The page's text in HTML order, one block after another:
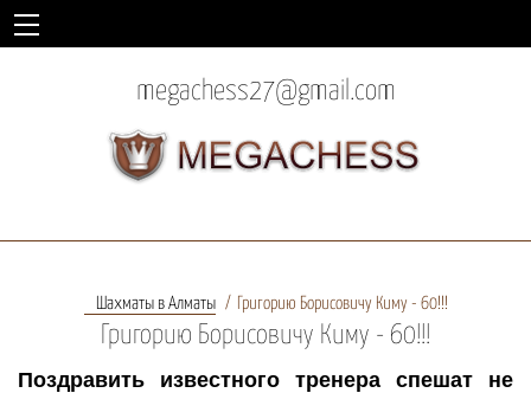
megachess27@gmail.com
Шахматы в Алматы Григорию Борисовичу Киму - 60!!!
Григорию Борисовичу Киму - 60!!!
Поздравить известного тренера спешат не